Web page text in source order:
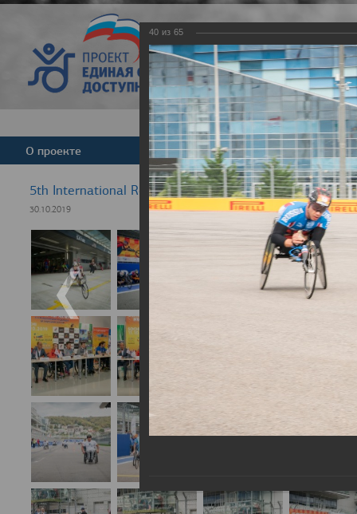
Версия для
О проекте Команда Новости
5th International Rezept-Sport Wheelchair Half
30.10.2019
40 из 65